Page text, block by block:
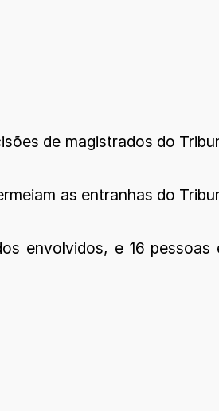
de magistrados do
as entranhas do
envolvidos, e 16 pessoas